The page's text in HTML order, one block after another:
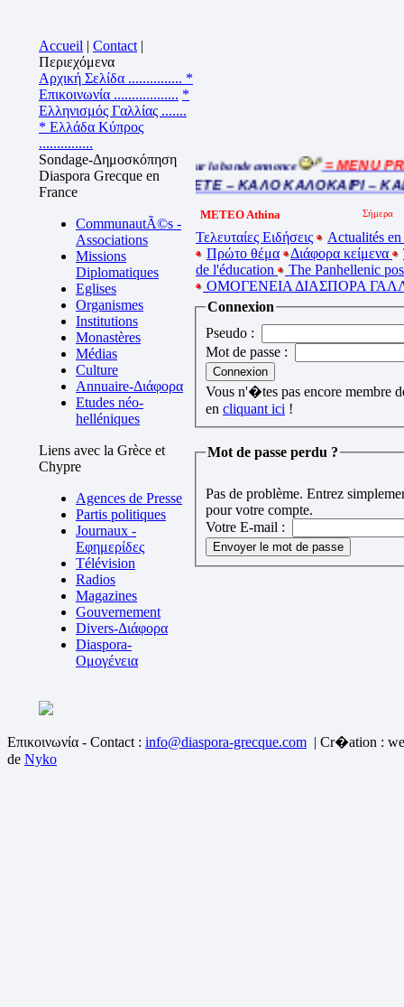
Accueil | Contact |
Περιεχόμενα
Αρχική Σελίδα ............... *
Επικοινωνία .................. *
Ελληνισμός Γαλλίας .......
* Ελλάδα Κύπρος
...............
Sondage-Δημοσκόπηση
Diaspora Grecque en
France
CommunautÃ©s -
Associations
Missions
Diplomatiques
Eglises
Organismes
Institutions
Monastères
Médias
Culture
Annuaire-Διάφορα
Etudes néo-
helléniques
Liens avec la Grèce et
Chypre
Agences de Presse
Partis politiques
Journaux -
Εφημερίδες
Télévision
Radios
Magazines
Gouvernement
Divers-Διάφορα
Diaspora-
Ομογένεια
Cliquez sur la bande annonce
= MENU
BEL ETE – ΚΑΛΟ ΚΑΛΟΚΑΙΡΙ –
METEO Athina
Τελευταίες Ειδήσεις
Actualités
Πρώτο θέμα
Διάφορα κείμενα
de l'éducation
The Panhellenic
ΟΜΟΓΕΝΕΙΑ ΔΙΑΣΠΟΡΑ
Connexion
Pseudo :
Mot de passe :
Vous n'�tes pas encore membre
en cliquant ici !
Mot de passe perdu ?
Pas de problème. Entrez
pour votre compte.
Votre E-mail :
Επικοινωνία - Contact : info@diaspora-grecque.com | Cr�ation :
de Nyko